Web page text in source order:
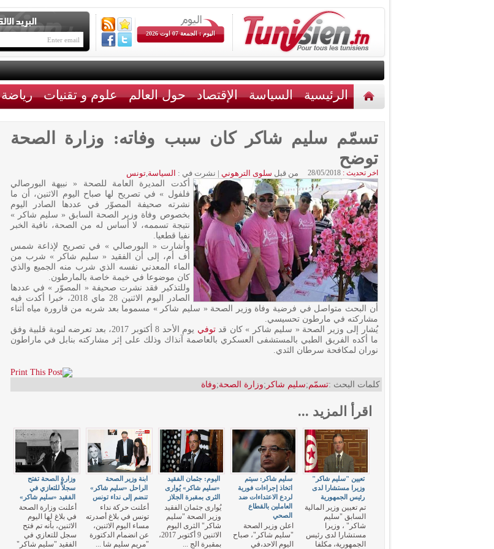
اليوم : الجمعة 07 اوت 2026
الرئيسية السياسة الإقتصاد حول العالم علوم و تقنيات رياضة
تسمّم سليم شاكر كان سبب وفاته: وزارة الصحة
توضح
اخر تحديث : 28/05/2018 من قبل سلوى الترهوني | نشرت في : السياسة,تونس
أكدت المديرة العامة للصحة « نبيهة البورصالي
فلفول » في تصريح لها صباح اليوم الاثنين، أن ما
نشرته صحيفة المصوّر في عددها الصادر اليوم
بخصوص وفاة وزير الصحة السابق « سليم شاكر »
نتيجة تسممه، لا أساس له من الصحة، نافية الخبر
نفيا قطعيا.
وأشارت « البورصالي » في تصريح لإذاعة شمس
أف أم، إلى أن الفقيد « سليم شاكر » شرب من
الماء المعدني نفسه الذي شرب منه الجميع والذي
كان موضوعا في خيمة خاصة بالمارطون.
وللتذكير فقد نشرت صحيفة « المصوّر » في عددها
الصادر اليوم الاثنين 28 ماي 2018، خبرا أكدت فيه
أن البحث متواصل في فرضية وفاة وزير الصحة « سليم شاكر » مسموما بعد شربه من قارورة مياه أثناء
مشاركته في مارطون تحسيسي.
يُشار إلى وزير الصحة « سليم شاكر » كان قدتوفي
يوم الأحد 8 أكتوبر 2017، بعد تعرضه لنوبة قلبية وفق
ما أكده الفريق الطبي بالمستشفى العسكري بالعاصمة آنذاك وذلك على إثر مشاركته بنابل في ماراطون
نوران لمكافحة سرطان الثدي.
كلمات البحث :تسمّم;سليم شاكر ;وزارة الصحة;وفاة
اقرأ المزيد ...
وزارة الصحة تفتح
سجلاًّ للتعازي في
الفقيد «سليم شاكر»
أعلنت وزارة الصحة
في بلاغ لها اليوم
الاثنين، بأنه تم فتح
سجل للتعازي في
الفقيد "سليم شاكر"
ابنة وزير الصحة
الراحل «سليم شاكر»
تنضم إلى نداء تونس
أعلنت حركة نداء
تونس في بلاغ أصدرته
مساء اليوم الاثنين،
عن انضمام الدكتورة
"مريم سليم شا ...
اليوم: جثمان الفقيد
«سليم شاكر» يُوارى
الثرى بمقبرة الجلاز‎
يُوارى جثمان الفقيد
وزير الصحة "سليم
شاكر" الثرى اليوم
الاثنين 9 أكتوبر 2017،
بمقبرة الج ...
سليم شاكر: سيتم
اتخاذ إجراءات فورية
لردع الاعتداءات ضد
العاملين بالقطاع
الصحي
اعلن وزير الصحة
"سليم شاكر"، صباح
اليوم الاحد،في
تعيين "سليم شاكر"
وزيرا مستشارا لدى
رئيس الجمهورية
تم تعيين وزير المالية
السابق "سليم
شاكر" ، وزيرا
مستشارا لدى رئيس
الجمهورية، مكلفا